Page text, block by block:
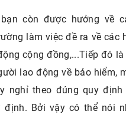
còn được hưởng về
làm việc đề ra về các
cộng đồng,...Tiếp đó
lao động về bảo hiểm,
nghỉ theo đúng quy
định. Bởi vậy có thể nói